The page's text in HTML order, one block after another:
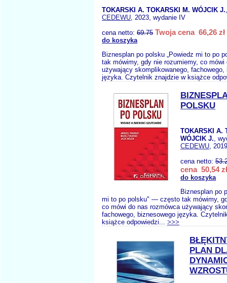
TOKARSKI A. TOKARSKI M. WÓJCIK J.
CEDEWU, 2023, wydanie IV
cena netto: 69.75 Twoja cena 66,26 zł
do koszyka
Biznesplan po polsku „Powiedz mi to po
tak mówimy, gdy nie rozumiemy, co mówi
używający skomplikowanego, fachowego,
języka. Czytelnik znajdzie w książce
POLSKU
TOKARSKI A.
WÓJCIK J.,
CEDEWU,
cena netto:
cena 50,54 zł
do koszyka
Biznesplan po
mi to po polsku" — często tak mówimy,
co mówi do nas rozmówca używający
fachowego, biznesowego języka.
książce odpowiedzi... >>>
PLAN